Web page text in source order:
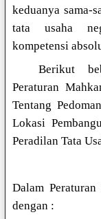
keduanya sama-
tata usaha
kompetensi
Berikut
Peraturan
Tentang
Lokasi
Peradilan Tata
Dalam
dengan :